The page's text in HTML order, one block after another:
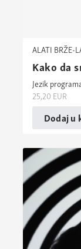
ALATI BRŽE-
Kako da
Jezik
25,20 EUR
Dodaj u